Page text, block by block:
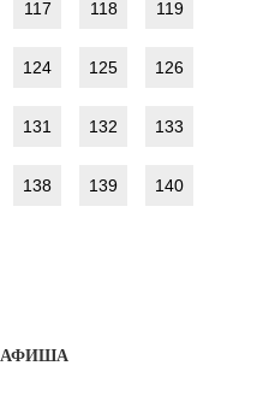
117 118 119
124 125 126
131 132 133
138 139 140
АФИША